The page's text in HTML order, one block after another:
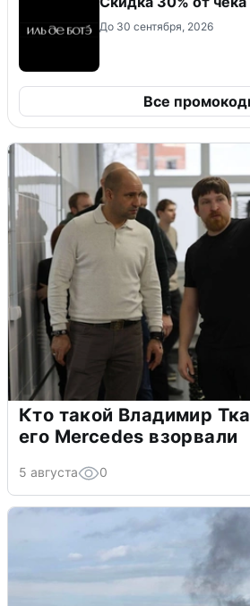
До 30 сентября, 2026
Все
Кто такой Владимир
его Mercedes взорвали
5 августа 0